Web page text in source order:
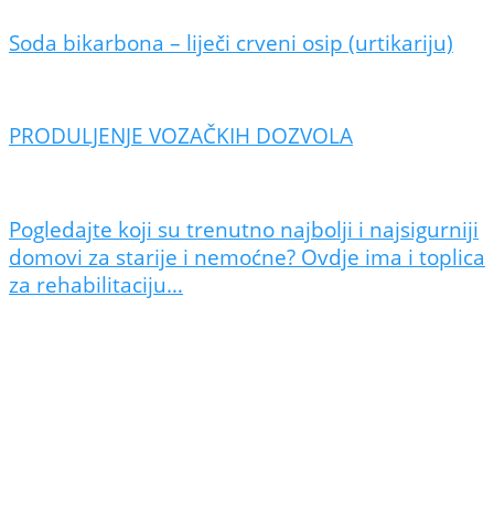
Soda bikarbona – liječi crveni osip (urtikariju)
PRODULJENJE VOZAČKIH DOZVOLA
Pogledajte koji su trenutno najbolji i najsigurniji
domovi za starije i nemoćne? Ovdje ima i toplica
za rehabilitaciju…